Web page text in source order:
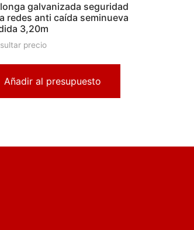
galvanizada seguridad
redes anti caída seminueva
3,20m
precio
Añadir al presupuesto